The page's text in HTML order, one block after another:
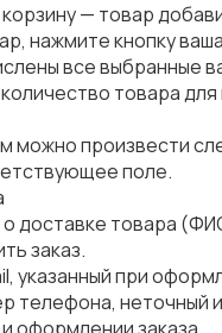
— товар
нажмите кнопку
все выбранные
товара
можно произвести
поле.
товара
заказ.
указанный при
телефона, неточный